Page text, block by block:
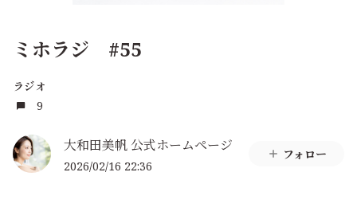
ミホラジ #55
ラジオ
9
大和田美帆 公式ホームページ
2026/02/16 22:36
フォロー